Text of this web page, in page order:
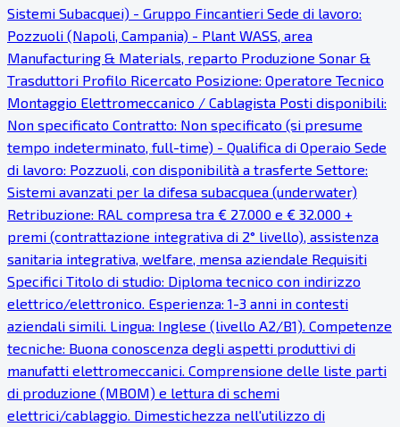
Sistemi Subacquei) - Gruppo Fincantieri Sede di lavoro:
Pozzuoli (Napoli, Campania) - Plant WASS, area
Manufacturing & Materials, reparto Produzione Sonar &
Trasduttori Profilo Ricercato Posizione: Operatore Tecnico
Montaggio Elettromeccanico / Cablagista Posti disponibili:
Non specificato Contratto: Non specificato (si presume
tempo indeterminato, full-time) - Qualifica di Operaio Sede
di lavoro: Pozzuoli, con disponibilità a trasferte Settore:
Sistemi avanzati per la difesa subacquea (underwater)
Retribuzione: RAL compresa tra € 27.000 e € 32.000 +
premi (contrattazione integrativa di 2° livello), assistenza
sanitaria integrativa, welfare, mensa aziendale Requisiti
Specifici Titolo di studio: Diploma tecnico con indirizzo
elettrico/elettronico. Esperienza: 1-3 anni in contesti
aziendali simili. Lingua: Inglese (livello A2/B1). Competenze
tecniche: Buona conoscenza degli aspetti produttivi di
manufatti elettromeccanici. Comprensione delle liste parti
di produzione (MBOM) e lettura di schemi
elettrici/cablaggio. Dimestichezza nell'utilizzo di